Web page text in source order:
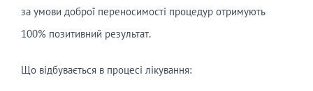
за умови доброї переносимості процедур отримують
100% позитивний результат.
Що відбувається в процесі лікування: